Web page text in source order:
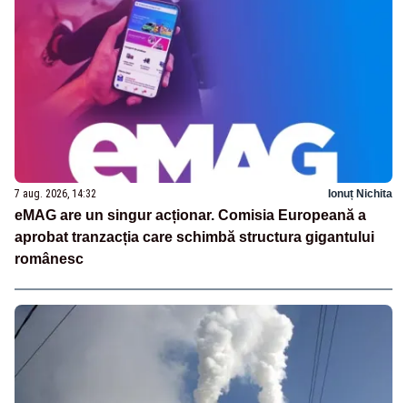
7 aug. 2026, 14:32 Ionuț Nichita
eMAG are un singur acționar. Comisia Europeană a
aprobat tranzacția care schimbă structura gigantului
românesc